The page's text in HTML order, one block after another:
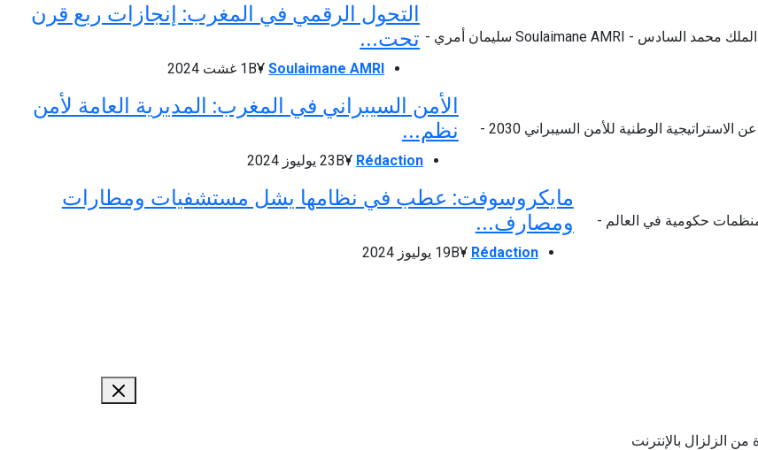
التحول الرقمي في المغرب: إنجازات ربع قرن
تحت...
BY Soulaimane AMRI 1 غشت 2024
الأمن السيبراني في المغرب: المديرية العامة لأمن
نظم...
BY Rédaction 23 يوليوز 2024
مايكروسوفت: عطب في نظامها يشل مستشفيات ومطارات
ومصارف...
BY Rédaction 19 يوليوز 2024